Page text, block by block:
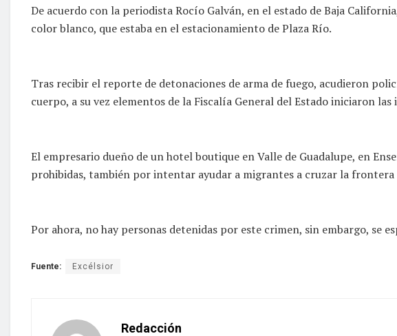
De acuerdo con la periodista Rocío Galván, en el estado de Baja
color blanco, que estaba en el estacionamiento de Plaza Río.
Tras recibir el reporte de detonaciones de arma de fuego, acudieron
cuerpo, a su vez elementos de la Fiscalía General del Estado iniciaron
El empresario dueño de un hotel boutique en Valle de Guadalupe, en
prohibidas, también por intentar ayudar a migrantes a cruzar la
Por ahora, no hay personas detenidas por este crimen, sin embargo, se
Fuente: Excélsior
Redacción